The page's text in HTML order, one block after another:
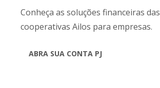
Conheça as soluções financeiras das
cooperativas Ailos para empresas.
ABRA SUA CONTA PJ